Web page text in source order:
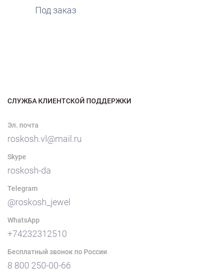
Под заказ
СЛУЖБА КЛИЕНТСКОЙ ПОДДЕРЖКИ
Эл. почта
roskosh.vl@mail.ru
Skype
roskosh-da
Telegram
@roskosh_jewel
WhatsApp
+74232312510
Бесплатный звонок по России
8 800 250-00-66